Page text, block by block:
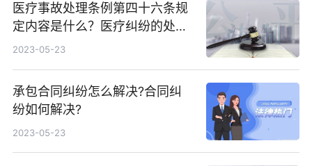
医疗事故处理条例第四十六条规
定内容是什么？医疗纠纷的处理
途径有哪些？
2023-05-23
承包合同纠纷怎么解决?合同纠
纷如何解决?
2023-05-23